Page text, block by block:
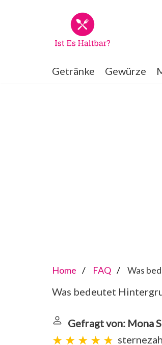
Getränke Gewürze
Home FAQ Was
Was bedeutet
Gefragt von: Mona